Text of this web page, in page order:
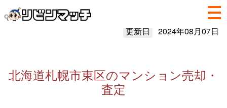
更新日 2024年08月07日
北海道札幌市東区のマンション売却・
査定